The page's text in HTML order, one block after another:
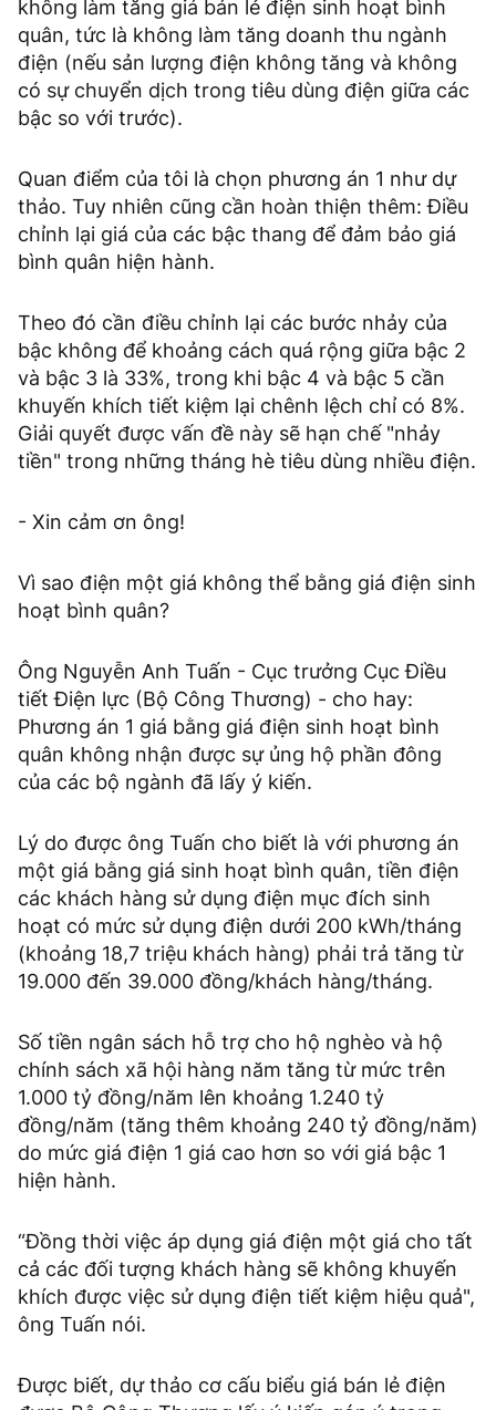
không làm tăng giá bán lẻ điện sinh hoạt bình
quân, tức là không làm tăng doanh thu ngành
điện (nếu sản lượng điện không tăng và không
có sự chuyển dịch trong tiêu dùng điện giữa các
bậc so với trước).
Quan điểm của tôi là chọn phương án 1 như dự
thảo. Tuy nhiên cũng cần hoàn thiện thêm: Điều
chỉnh lại giá của các bậc thang để đảm bảo giá
bình quân hiện hành.
Theo đó cần điều chỉnh lại các bước nhảy của
bậc không để khoảng cách quá rộng giữa bậc 2
và bậc 3 là 33%, trong khi bậc 4 và bậc 5 cần
khuyến khích tiết kiệm lại chênh lệch chỉ có 8%.
Giải quyết được vấn đề này sẽ hạn chế "nhảy
tiền" trong những tháng hè tiêu dùng nhiều điện.
- Xin cảm ơn ông!
Vì sao điện một giá không thể bằng giá điện sinh
hoạt bình quân?
Ông Nguyễn Anh Tuấn - Cục trưởng Cục Điều
tiết Điện lực (Bộ Công Thương) - cho hay:
Phương án 1 giá bằng giá điện sinh hoạt bình
quân không nhận được sự ủng hộ phần đông
của các bộ ngành đã lấy ý kiến.
Lý do được ông Tuấn cho biết là với phương án
một giá bằng giá sinh hoạt bình quân, tiền điện
các khách hàng sử dụng điện mục đích sinh
hoạt có mức sử dụng điện dưới 200 kWh/tháng
(khoảng 18,7 triệu khách hàng) phải trả tăng từ
19.000 đến 39.000 đồng/khách hàng/tháng.
Số tiền ngân sách hỗ trợ cho hộ nghèo và hộ
chính sách xã hội hàng năm tăng từ mức trên
1.000 tỷ đồng/năm lên khoảng 1.240 tỷ
đồng/năm (tăng thêm khoảng 240 tỷ đồng/năm)
do mức giá điện 1 giá cao hơn so với giá bậc 1
hiện hành.
“Đồng thời việc áp dụng giá điện một giá cho tất
cả các đối tượng khách hàng sẽ không khuyến
khích được việc sử dụng điện tiết kiệm hiệu quả",
ông Tuấn nói.
Được biết, dự thảo cơ cấu biểu giá bán lẻ điện